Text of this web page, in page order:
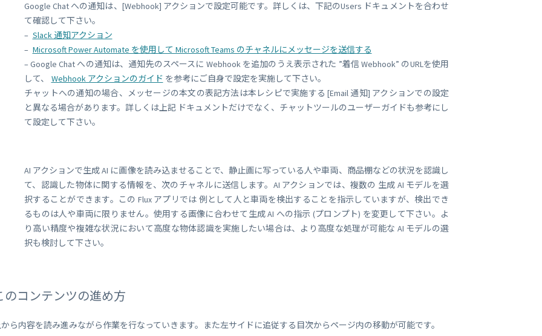
Google Chat への通知は、[Webhook] アクションで設定可能です。詳しくは、下記のUsers ドキュメントを合わせ
て確認して下さい。
– Slack 通知アクション
– Microsoft Power Automate を使用して Microsoft Teams のチャネルにメッセージを送信する
– Google Chat への通知は、通知先のスペースに Webhook を追加のうえ表示された ”着信 Webhook” のURLを使用
して、
Webhook アクションのガイド を参考にご自身で設定を実施して下さい。
チャットへの通知の場合、メッセージの本文の表記方法は本レシピで実施する [Email 通知] アクションでの設定
と異なる場合があります。詳しくは上記 ドキュメントだけでなく、チャットツールのユーザーガイドも参考にし
て設定して下さい。
AI アクションで生成 AI に画像を読み込ませることで、静止画に写っている人や車両、商品棚などの状況を認識し
て、認識した物体に関する情報を、次のチャネルに送信します。AI アクションでは、複数の 生成 AI モデルを選
択することができます。この Flux アプリでは 例として人と車両を検出することを指示していますが、検出でき
るものは人や車両に限りません。使用する画像に合わせて生成 AI への指示 (プロンプト) を変更して下さい。よ
り高い精度や複雑な状況において高度な物体認識を実施したい場合は、より高度な処理が可能な AI モデルの選
択も検討して下さい。
のコンテンツの進め方
ら内容を読み進みながら作業を行なっていきます。また左サイドに追従する目次からページ内の移動が可能です。